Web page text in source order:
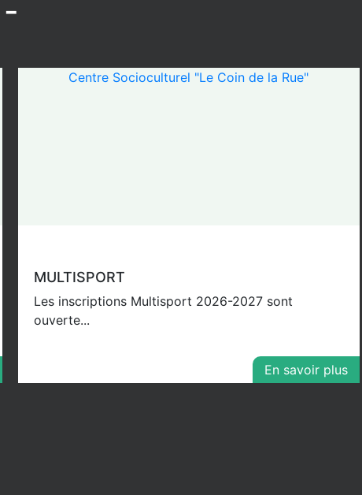
MULTISPORT
Les inscriptions Multisport 2026-2027 sont
ouverte...
En savoir plus
Centre Socioculturel "Le Coin de la Rue"